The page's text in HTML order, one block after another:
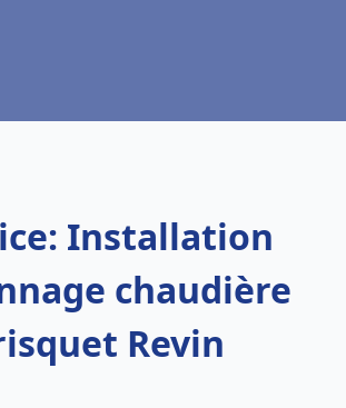
Installation
chaudière
Revin